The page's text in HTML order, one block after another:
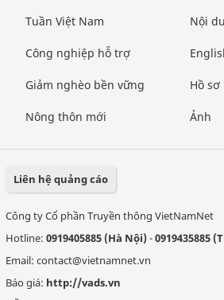
Tuần Việt Nam
Công nghiệp hỗ trợ
Giảm nghèo bền vững
Nông thôn mới
Nội
Hồ sơ
Ảnh
Liên hệ quảng cáo
Công ty Cổ phần Truyền thông VietNamNet
Hotline: 0919405885 (Hà Nội)-0919435885
Email: contact@vietnamnet.vn
Báo giá: http://vads.vn